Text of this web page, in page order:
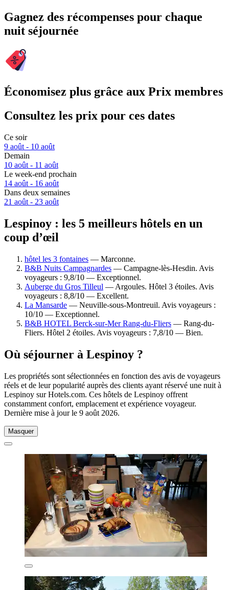
Gagnez des récompenses pour chaque
nuit séjournée
Économisez plus grâce aux Prix membres
Consultez les prix pour ces dates
Ce soir
9 août - 10 août
Demain
10 août - 11 août
Le week-end prochain
14 août - 16 août
Dans deux semaines
21 août - 23 août
Lespinoy : les 5 meilleurs hôtels en un
coup d’œil
hôtel les 3 fontaines — Marconne.
B&B Nuits Campagnardes — Campagne-lès-Hesdin. Avis
voyageurs : 9,8/10 — Exceptionnel.
Auberge du Gros Tilleul — Argoules. Hôtel 3 étoiles. Avis
voyageurs : 8,8/10 — Excellent.
La Mansarde — Neuville-sous-Montreuil. Avis voyageurs :
10/10 — Exceptionnel.
B&B HOTEL Berck-sur-Mer Rang-du-Fliers — Rang-du-
Fliers. Hôtel 2 étoiles. Avis voyageurs : 7,8/10 — Bien.
Où séjourner à Lespinoy ?
Les propriétés sont sélectionnées en fonction des avis de voyageurs
réels et de leur popularité auprès des clients ayant réservé une nuit à
Lespinoy sur Hotels.com. Ces hôtels de Lespinoy offrent
constamment confort, emplacement et expérience voyageur.
Dernière mise à jour le 9 août 2026.
Masquer